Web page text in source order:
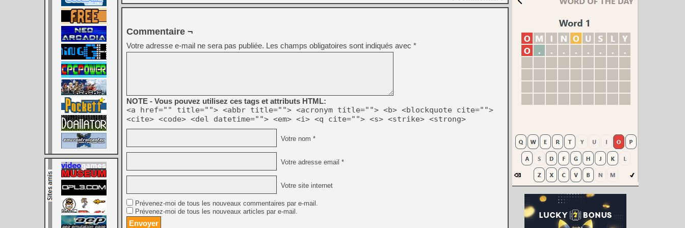
Commentaire ¬
Votre adresse e-mail ne sera pas publiée. Les champs obligatoires sont indiqués avec *
NOTE - Vous pouvez utilisez ces tags et attributs HTML:
<a href="" title=""> <abbr title=""> <acronym title=""> <b> <blockquote cite="">
<cite> <code> <del datetime=""> <em> <i> <q cite=""> <s> <strike> <strong>
Votre nom *
Votre adresse email *
Votre site internet
Prévenez-moi de tous les nouveaux commentaires par e-mail.
Prévenez-moi de tous les nouveaux articles par e-mail.